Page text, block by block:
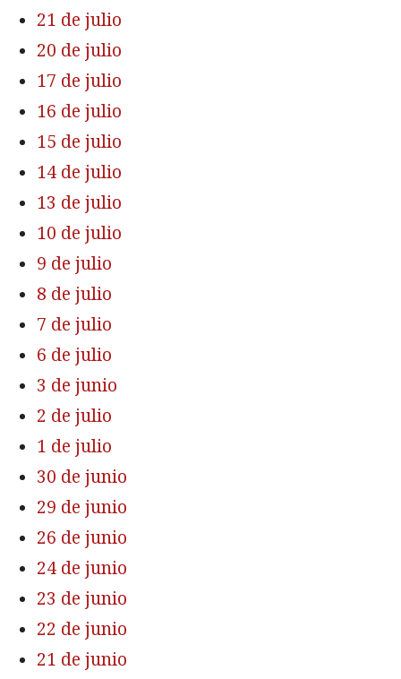
21 de julio
20 de julio
17 de julio
16 de julio
15 de julio
14 de julio
13 de julio
10 de julio
9 de julio
8 de julio
7 de julio
6 de julio
3 de junio
2 de julio
1 de julio
30 de junio
29 de junio
26 de junio
24 de junio
23 de junio
22 de junio
21 de junio